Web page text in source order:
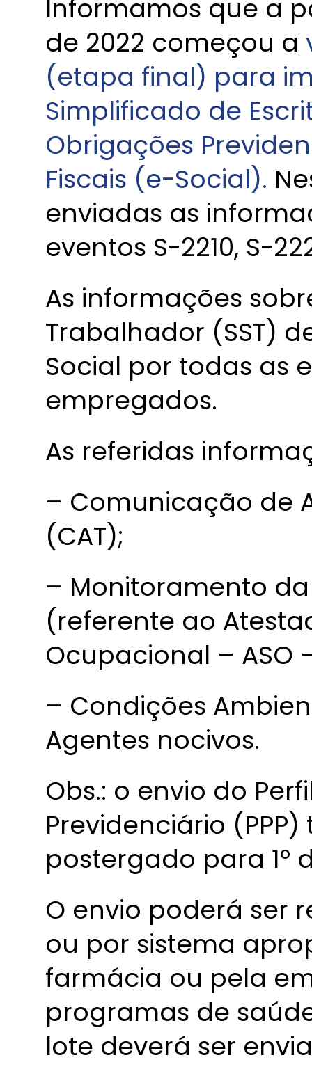
Informamos que a
de 2022 começou a
(etapa final) para
Simplificado de
Obrigações
Fiscais (e-Social).
enviadas as
eventos S-2210, S-
As informações
Trabalhador (SST)
Social por todas as
empregados.
As referidas
– Comunicação de
(CAT);
– Monitoramento
(referente ao
Ocupacional – ASO
– Condições
Agentes nocivos.
Obs.: o envio do
Previdenciário
postergado para 1º
O envio poderá ser
ou por sistema
farmácia ou pela
programas de
lote deverá ser